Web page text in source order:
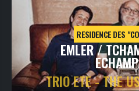
RESIDENCE DES
EMLER /
TRIO ETE - THE